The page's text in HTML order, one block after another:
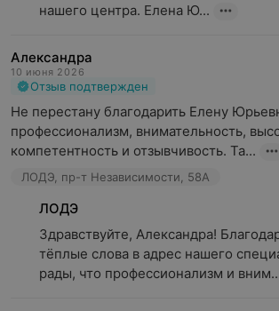
нашего центра. Елена Ю...
Александра
10 июня 2026
Отзыв подтвержден
Не перестану благодарить Елену
профессионализм, внимательность,
компетентность и отзывчивость. Та...
ЛОДЭ, пр-т Независимости, 58А
ЛОДЭ
Здравствуйте, Александра!
тёплые слова в адрес нашего
рады, что профессионализм и